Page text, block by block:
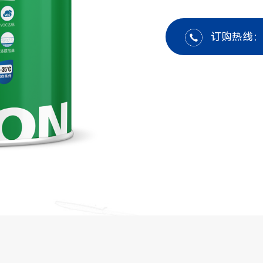
订购热线